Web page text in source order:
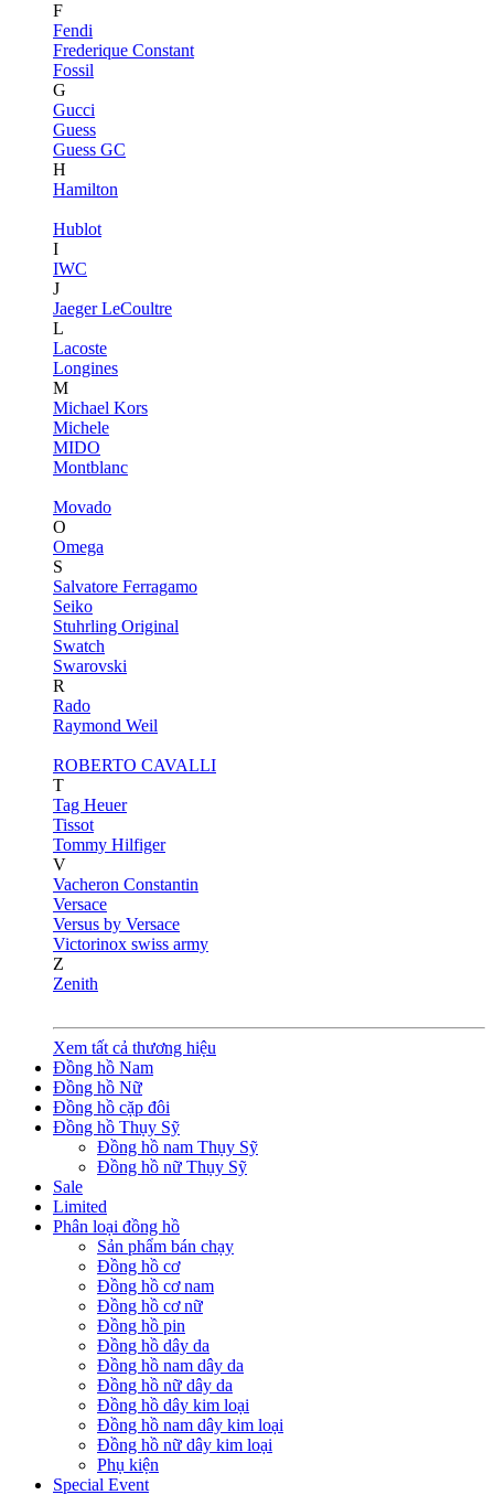
F
Fendi
Frederique Constant
Fossil
G
Gucci
Guess
Guess GC
H
Hamilton
Hublot
I
IWC
J
Jaeger LeCoultre
L
Lacoste
Longines
M
Michael Kors
Michele
MIDO
Montblanc
Movado
O
Omega
S
Salvatore Ferragamo
Seiko
Stuhrling Original
Swatch
Swarovski
R
Rado
Raymond Weil
ROBERTO CAVALLI
T
Tag Heuer
Tissot
Tommy Hilfiger
V
Vacheron Constantin
Versace
Versus by Versace
Victorinox swiss army
Z
Zenith
Xem tất cả thương hiệu
Đồng hồ Nam
Đồng hồ Nữ
Đồng hồ cặp đôi
Đồng hồ Thụy Sỹ
Đồng hồ nam Thụy Sỹ
Đồng hồ nữ Thụy Sỹ
Sale
Limited
Phân loại đồng hồ
Sản phẩm bán chạy
Đồng hồ cơ
Đồng hồ cơ nam
Đồng hồ cơ nữ
Đồng hồ pin
Đồng hồ dây da
Đồng hồ nam dây da
Đồng hồ nữ dây da
Đồng hồ dây kim loại
Đồng hồ nam dây kim loại
Đồng hồ nữ dây kim loại
Phụ kiện
Special Event